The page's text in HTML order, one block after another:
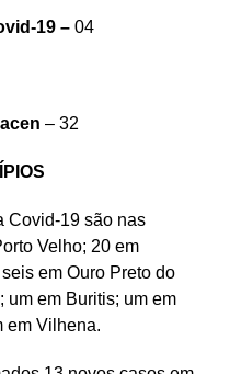
19 – 04
– 32
Covid-19 são nas
Velho; 20 em
em Ouro Preto do
um em Buritis; um em
em Vilhena.